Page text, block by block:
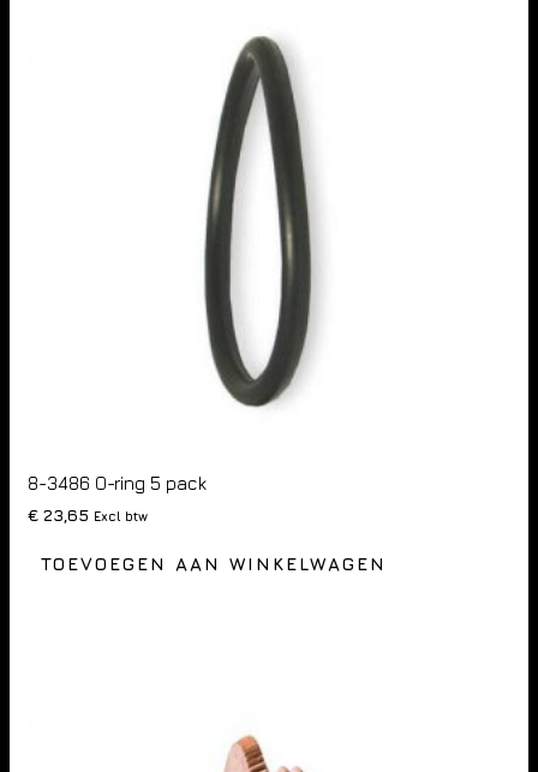
8-3486 O-ring 5 pack
€ 23,65 Excl btw
TOEVOEGEN AAN WINKELWAGEN